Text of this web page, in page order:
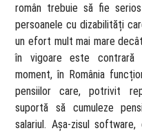
român trebuie să fie
persoanele cu dizabilități
un efort mult mai mare
în vigoare este contrară
moment, în România
pensiilor care, potrivit
suportă să cumuleze
salariul. Așa-zisul